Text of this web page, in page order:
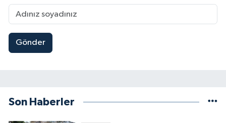
Gönder
Son Haberler